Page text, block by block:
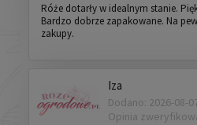
Róże dotarły w idealnym stanie.
Bardzo dobrze zapakowane. Na
zakupy.
Iza
Dodano: 2026-08-
Opinia